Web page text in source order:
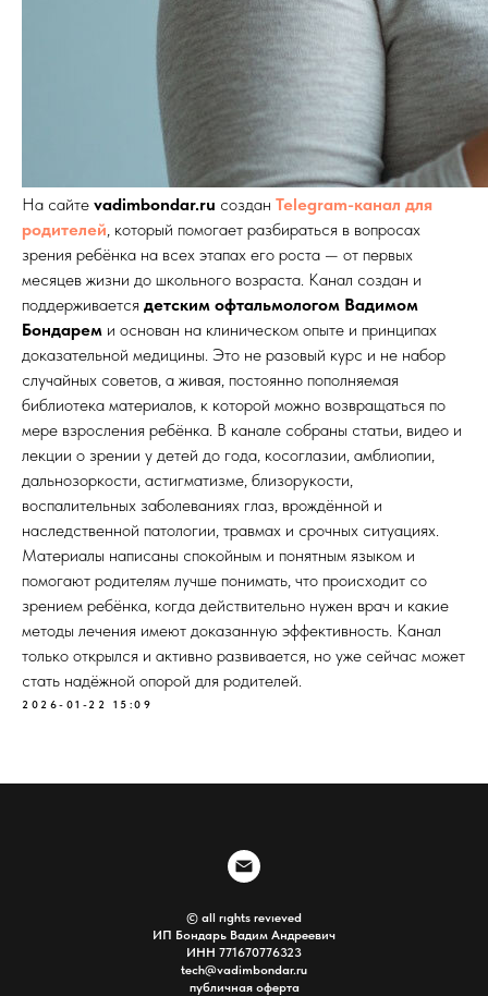
На сайте vadimbondar.ru создан Telegram-канал для
родителей, который помогает разбираться в вопросах
зрения ребёнка на всех этапах его роста — от первых
месяцев жизни до школьного возраста. Канал создан и
поддерживается детским офтальмологом Вадимом
Бондарем и основан на клиническом опыте и принципах
доказательной медицины. Это не разовый курс и не набор
случайных советов, а живая, постоянно пополняемая
библиотека материалов, к которой можно возвращаться по
мере взросления ребёнка. В канале собраны статьи, видео и
лекции о зрении у детей до года, косоглазии, амблиопии,
дальнозоркости, астигматизме, близорукости,
воспалительных заболеваниях глаз, врождённой и
наследственной патологии, травмах и срочных ситуациях.
Материалы написаны спокойным и понятным языком и
помогают родителям лучше понимать, что происходит со
зрением ребёнка, когда действительно нужен врач и какие
методы лечения имеют доказанную эффективность. Канал
только открылся и активно развивается, но уже сейчас может
стать надёжной опорой для родителей.
2026-01-22 15:09
© all rıghts revıeved
ИП Бондарь Вадим Андреевич
ИНН 771670776323
tech@vadimbondar.ru
публичная оферта